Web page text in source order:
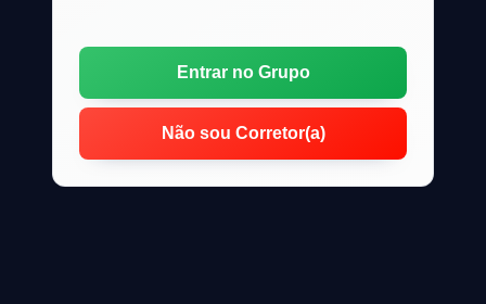
Entrar no Grupo
Não sou Corretor(a)